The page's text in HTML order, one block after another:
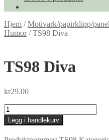
Hjem /Motivark/papirklipp/
Humor/TS98 Diva
TS98 Diva
kr29.00
TS98
Diva
antall
Legg i handlekurv